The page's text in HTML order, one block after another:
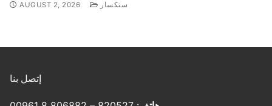
AUGUST 2, 2026 سنكسار
إتصل بنا